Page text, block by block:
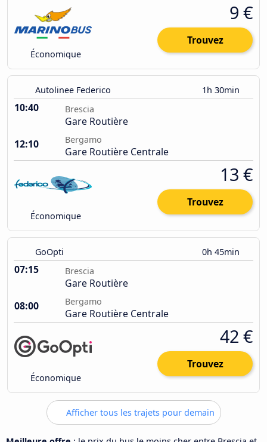
Économique
9 €
Trouvez
Autolinee Federico 1h 30min
10:40 Brescia
Gare Routière
12:10
Bergamo
Gare Routière Centrale
Économique
13 €
Trouvez
GoOpti 0h 45min
07:15 Brescia
Gare Routière
08:00
Bergamo
Gare Routière Centrale
Économique
42 €
Trouvez
Afficher tous les trajets pour demain